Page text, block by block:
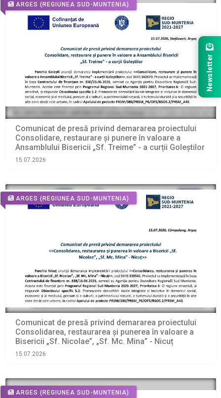
ARGES (REGIUNEA SUD-MUNTENIA)
Comunicat de presă privind demararea proiectului
Consolidare, restaurare și punere în valoare a
Ansamblului Bisericii „Sf. Treime” - a curții Goleștilor
15.07.2026
ARGES (REGIUNEA SUD-MUNTENIA)
Comunicat de presă privind demararea proiectului
Consolidarea, restaurarea și punerea în valoare a
Bisericii „Sf. Nicolae”, „Sf. Mc. Mina” - Nicuț
15.07.2026
ARGES (REGIUNEA SUD-MUNTENIA)
Newsletter